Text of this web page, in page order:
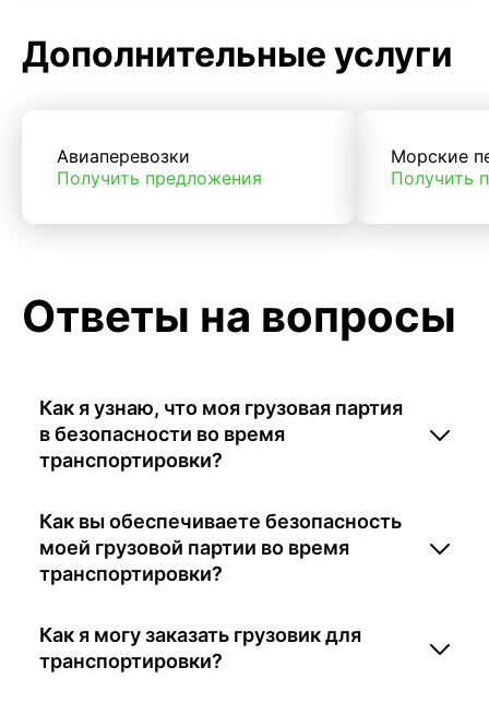
Дополнительные услуги
Авиаперевозки
Получить предложения
Морские
Получить
Ответы на вопросы
Как я узнаю, что моя грузовая партия
в безопасности во время
транспортировки?
Как вы обеспечиваете безопасность
моей грузовой партии во время
транспортировки?
Как я могу заказать грузовик для
транспортировки?